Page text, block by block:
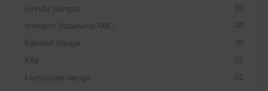
Grindų dangos 02
Interjero dizainerio ABC 04
Kiliminė danga 08
Kita 01
Laminuota danga 01